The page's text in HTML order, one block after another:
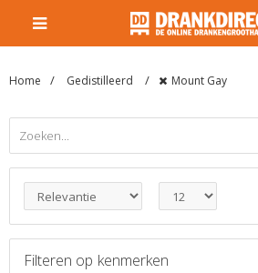
Home Gedistilleerd Mount Gay
Filteren op kenmerken